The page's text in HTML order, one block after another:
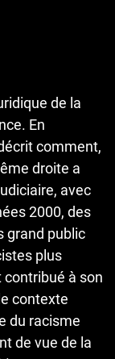
de la
En
comment,
droite a
avec
2000, des
grand public
plus
à son
contexte
du racisme
de vue de la